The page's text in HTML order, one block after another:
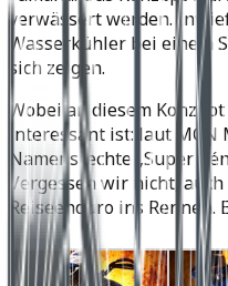
verwässert werden.
Wasserkühler bei einem
sich zeigen.
Wobei an diesem
interessant ist: laut MCN
Namensrechte „Super
Vergessen wir nicht,
Reiseenduro ins Rennen.